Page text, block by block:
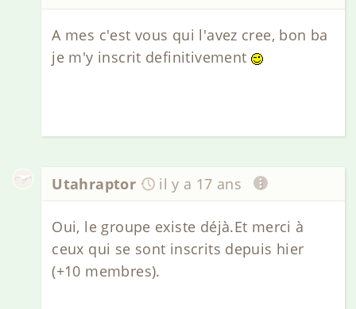
A mes c'est vous qui l'avez cree, bon ba
je m'y inscrit definitivement
Utahraptor il y a 17 ans
Oui, le groupe existe déjà.Et merci à
ceux qui se sont inscrits depuis hier
(+10 membres).